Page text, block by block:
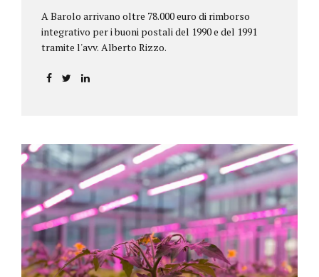
A Barolo arrivano oltre 78.000 euro di rimborso
integrativo per i buoni postali del 1990 e del 1991
tramite l'avv. Alberto Rizzo.